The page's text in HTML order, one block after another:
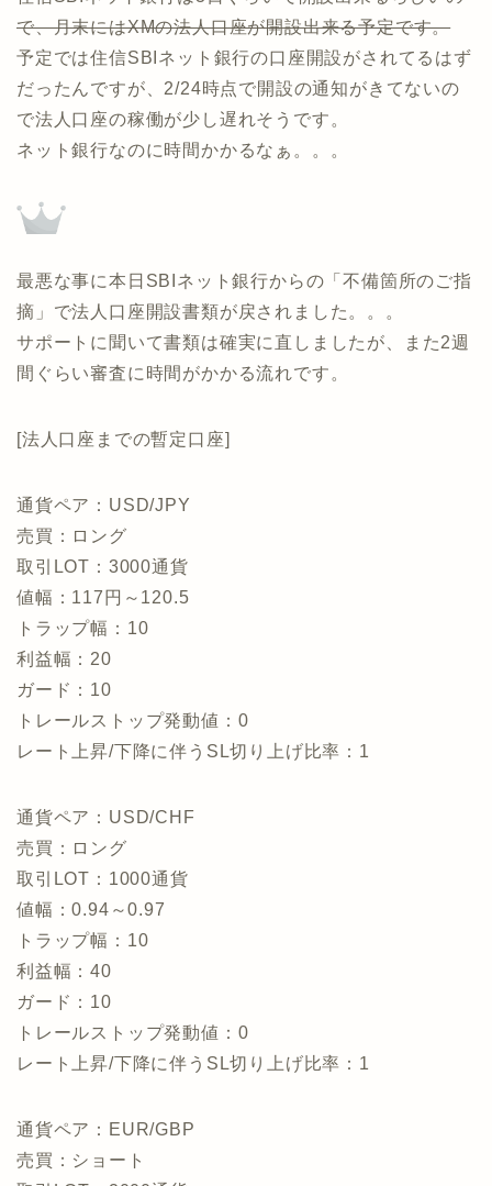
で、月末にはXMの法人口座が開設出来る予定です。
予定では住信SBIネット銀行の口座開設がされてるはず
だったんですが、2/24時点で開設の通知がきてないの
で法人口座の稼働が少し遅れそうです。
ネット銀行なのに時間かかるなぁ。。。
最悪な事に本日SBIネット銀行からの「不備箇所のご指
摘」で法人口座開設書類が戻されました。。。
サポートに聞いて書類は確実に直しましたが、また2週
間ぐらい審査に時間がかかる流れです。
[法人口座までの暫定口座]
通貨ペア：USD/JPY
売買：ロング
取引LOT：3000通貨
値幅：117円～120.5
トラップ幅：10
利益幅：20
ガード：10
トレールストップ発動値：0
レート上昇/下降に伴うSL切り上げ比率：1
通貨ペア：USD/CHF
売買：ロング
取引LOT：1000通貨
値幅：0.94～0.97
トラップ幅：10
利益幅：40
ガード：10
トレールストップ発動値：0
レート上昇/下降に伴うSL切り上げ比率：1
通貨ペア：EUR/GBP
売買：ショート